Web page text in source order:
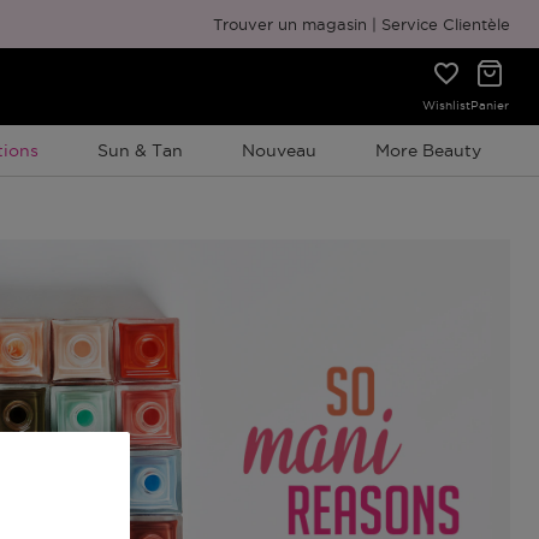
Emballage cadeau gratuit
Trouver un magasin Service Clientèle
WishlistPanier
À Durée Limitée
Sun & Tan Nouveau More Beauty